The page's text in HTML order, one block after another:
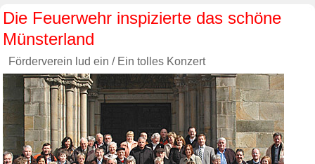
Die Feuerwehr inspizierte das schöne
Münsterland
Förderverein lud ein / Ein tolles Konzert